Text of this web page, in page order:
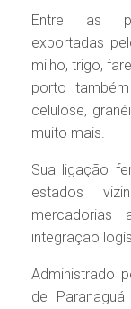
Entre as
exportadas
milho, trigo,
porto
celulose,
muito mais.
Sua ligação
estados
integração
Administrado
de